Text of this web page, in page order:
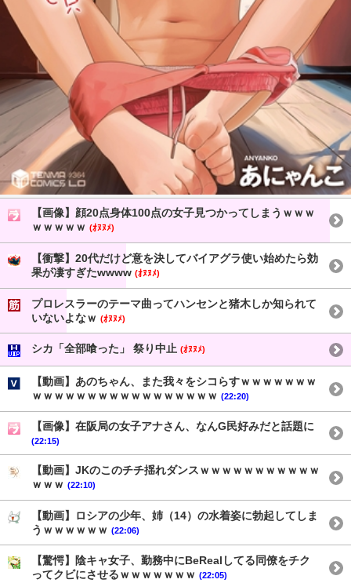
【画像】顔20点身体100点の女子見つかってしまうｗｗｗ
ｗｗｗｗｗ (ｵﾇﾇﾒ)
【衝撃】20代だけど意を決してバイアグラ使い始めたら効
果が凄すぎたwwww (ｵﾇﾇﾒ)
プロレスラーのテーマ曲ってハンセンと猪木しか知られて
いないよなｗ (ｵﾇﾇﾒ)
シカ「全部喰った」 祭り中止 (ｵﾇﾇﾒ)
【動画】あのちゃん、また我々をシコらすｗｗｗｗｗｗｗ
ｗｗｗｗｗｗｗｗｗｗｗｗｗｗｗｗｗ (22:20)
【画像】在阪局の女子アナさん、なんG民好みだと話題に
(22:15)
【動画】JKのこのチチ揺れダンスｗｗｗｗｗｗｗｗｗｗｗ
ｗｗｗ (22:10)
【動画】ロシアの少年、姉（14）の水着姿に勃起してしま
うｗｗｗｗｗｗ (22:06)
【驚愕】陰キャ女子、勤務中にBeRealしてる同僚をチク
ってクビにさせるｗｗｗｗｗｗｗ (22:05)